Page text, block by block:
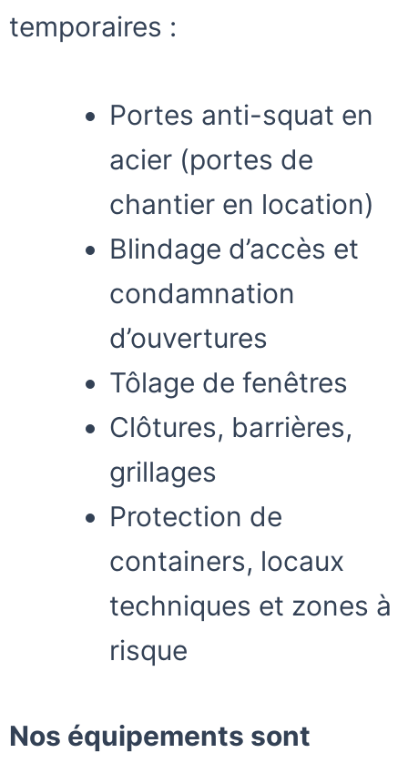
temporaires :
Portes anti-squat en
acier (portes de
chantier en location)
Blindage d’accès et
condamnation
d’ouvertures
Tôlage de fenêtres
Clôtures, barrières,
grillages
Protection de
containers, locaux
techniques et zones à
risque
Nos équipements sont